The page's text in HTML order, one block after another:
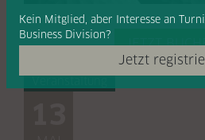
JETZT
Jetzt
Kein Mitglied, aber Interesse an
Business Division?